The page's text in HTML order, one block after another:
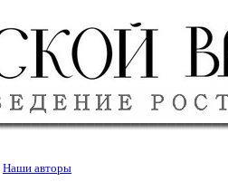
Наши авторы